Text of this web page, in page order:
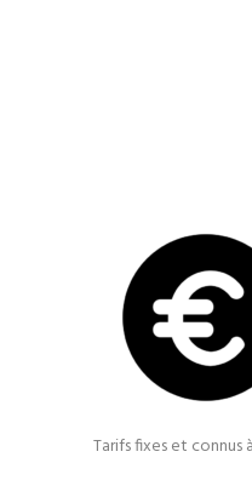
Tarifs fixes et connus